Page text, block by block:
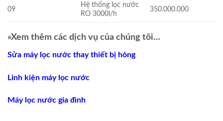
09
Hệ thống lọc nước
RO 3000l/h
350.000.000
»Xem thêm các dịch vụ của chúng tôi…
Sửa máy lọc nước thay thiết bị hỏng
Linh kiện máy lọc nước
Máy lọc nước gia đình